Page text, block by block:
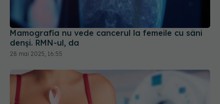
Mamografia nu vede cancerul la femeile cu sâni
denși. RMN-ul, da
28 mai 2025, 16:55